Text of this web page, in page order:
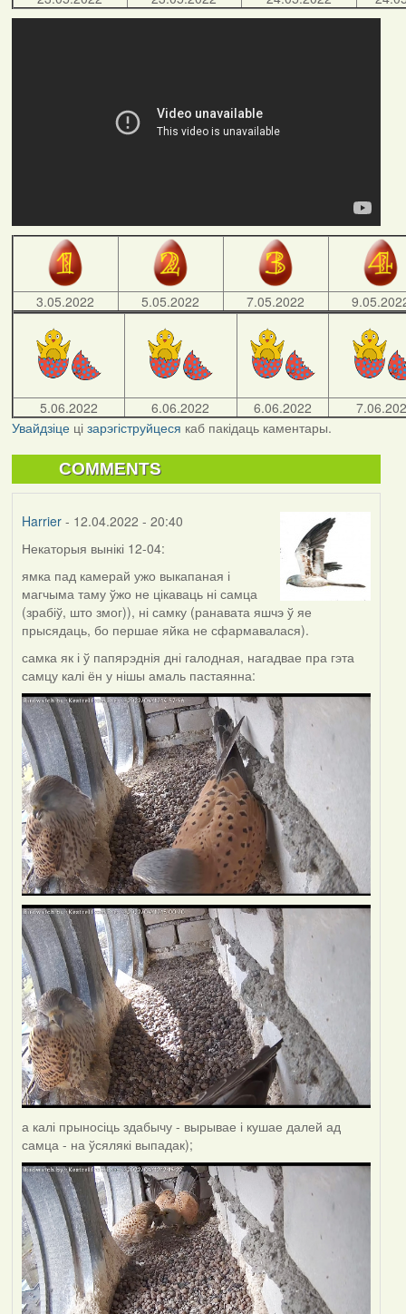
3.05.2022 5.05.2022 7.05.2022
5.06.2022 6.06.2022 6.06.2022
Увайдзіцеці зарэгіструйцеся каб пакідаць каментары.
COMMENTS
Harrier- 12.04.2022 - 20:40
Некаторыя вынікі 12-04:
ямка пад камерай ужо выкапаная і
магчыма таму ўжо не цікаваць ні самца
(зрабіў, што змог)), ні самку (ранавата яшчэ ў яе
прысядаць, бо першае яйка не сфармавалася).
самка як і ў папярэднія дні галодная, нагадвае пра гэта
самцу калі ён у нішы амаль пастаянна:
а калі прыносіць здабычу - вырывае і кушае далей ад
самца - на ўсялякі выпадак);